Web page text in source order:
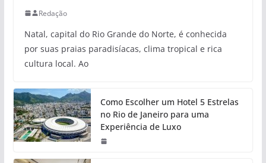
Redação
Natal, capital do Rio Grande do Norte, é conhecida
por suas praias paradisíacas, clima tropical e rica
cultura local. Ao
Como Escolher um Hotel 5 Estrelas
no Rio de Janeiro para uma
Experiência de Luxo